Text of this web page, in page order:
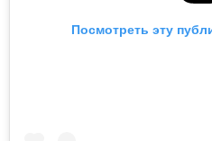
Посмотреть эту